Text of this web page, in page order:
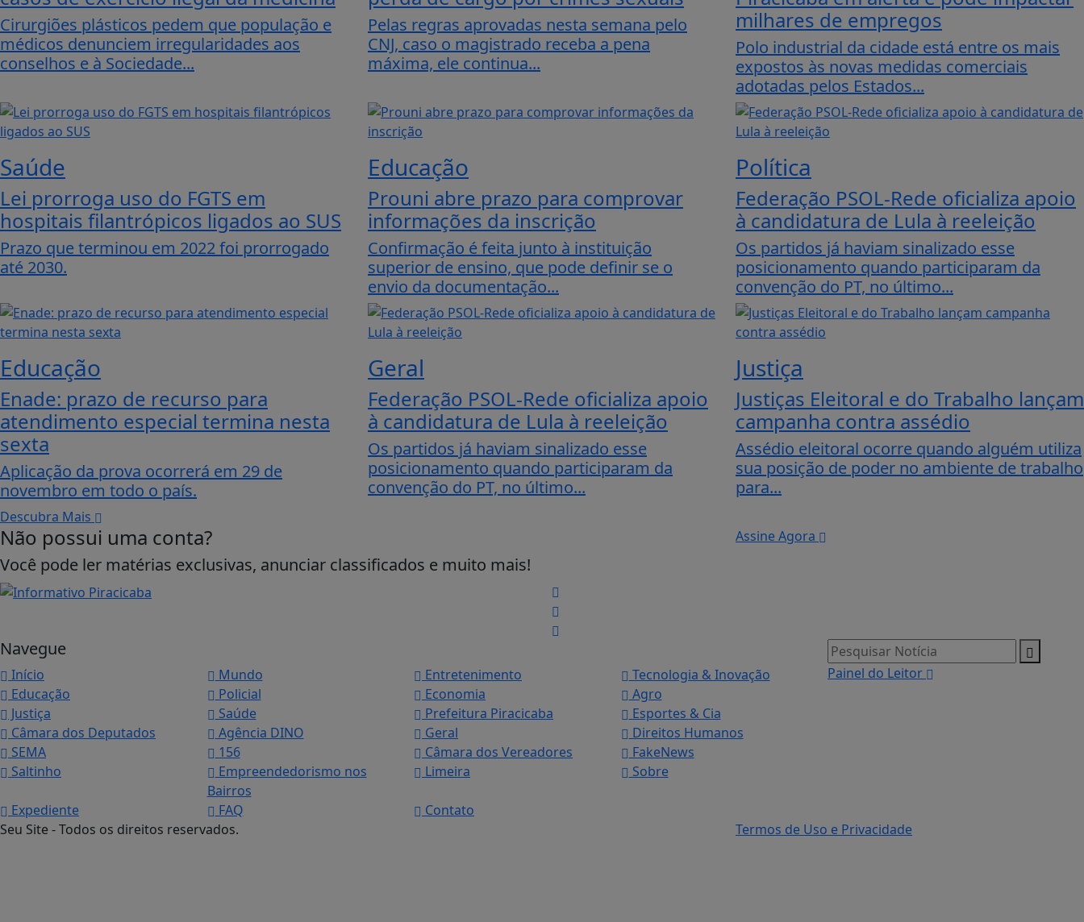
Cirurgiões plásticos pedem que população e
médicos denunciem irregularidades aos
conselhos e à Sociedade...
Pelas regras aprovadas nesta semana pelo
CNJ, caso o magistrado receba a pena
máxima, ele continua...
milhares de empregos
Polo industrial da cidade está entre os mais
expostos às novas medidas comerciais
adotadas pelos Estados...
Saúde
Lei prorroga uso do FGTS em
hospitais filantrópicos ligados ao SUS
Prazo que terminou em 2022 foi prorrogado
até 2030.
Educação
Prouni abre prazo para comprovar
informações da inscrição
Confirmação é feita junto à instituição
superior de ensino, que pode definir se o
envio da documentação...
Política
Federação PSOL-Rede oficializa apoio
à candidatura de Lula à reeleição
Os partidos já haviam sinalizado esse
posicionamento quando participaram da
convenção do PT, no último...
Educação
Enade: prazo de recurso para
atendimento especial termina nesta
sexta
Aplicação da prova ocorrerá em 29 de
novembro em todo o país.
Geral
Federação PSOL-Rede oficializa apoio
à candidatura de Lula à reeleição
Os partidos já haviam sinalizado esse
posicionamento quando participaram da
convenção do PT, no último...
Justiça
Justiças Eleitoral e do Trabalho lançam
campanha contra assédio
Assédio eleitoral ocorre quando alguém utiliza
sua posição de poder no ambiente de trabalho
para...
Descubra Mais
Não possui uma conta?
Você pode ler matérias exclusivas, anunciar classificados e muito mais!
Assine Agora
Navegue
Início Mundo Entretenimento
Tecnologia & Inovação
Educação
Policial Economia
Agro
Justiça
Saúde Prefeitura Piracicaba
Esportes & Cia
Câmara dos Deputados
Agência DINO Geral
Direitos Humanos
SEMA
156 Câmara dos Vereadores
FakeNews
Saltinho
Empreendedorismo nos
Bairros
Limeira Sobre
Expediente FAQ Contato
Pesquisar Notícia
Painel do Leitor
Seu Site - Todos os direitos reservados. Termos de Uso e Privacidade